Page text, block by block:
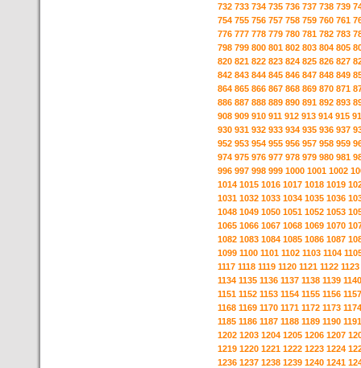
732 733 734 735 736 737 738 739
754 755 756 757 758 759 760 761
776 777 778 779 780 781 782 783
798 799 800 801 802 803 804 805
820 821 822 823 824 825 826 827
842 843 844 845 846 847 848 849
864 865 866 867 868 869 870 871
886 887 888 889 890 891 892 893
908 909 910 911 912 913 914 915
930 931 932 933 934 935 936 937
952 953 954 955 956 957 958 959
974 975 976 977 978 979 980 981
996 997 998 999 1000 1001 1002
1014 1015 1016 1017 1018 1019
1031 1032 1033 1034 1035 1036
1048 1049 1050 1051 1052 1053
1065 1066 1067 1068 1069 1070
1082 1083 1084 1085 1086 1087
1099 1100 1101 1102 1103 1104
1117 1118 1119 1120 1121 1122 1123
1134 1135 1136 1137 1138 1139 1140
1151 1152 1153 1154 1155 1156 1157
1168 1169 1170 1171 1172 1173 1174
1185 1186 1187 1188 1189 1190 1191
1202 1203 1204 1205 1206 1207
1219 1220 1221 1222 1223 1224
1236 1237 1238 1239 1240 1241